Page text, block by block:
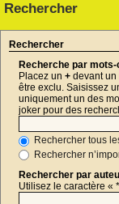
Rechercher
Rechercher
Recherche par mots-
Placez un + devant un
être exclu. Saisissez
uniquement un des
joker pour des
Rechercher tous
Rechercher
Rechercher par
Utilisez le caractère «